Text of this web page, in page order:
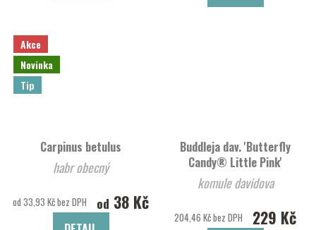
Akce
Novinka
Tip
Carpinus betulus
habr obecný
od 33,93 Kč bez DPH od 38 Kč
Buddleja dav. 'Butterfly
Candy® Little Pink'
komule davidova
204,46 Kč bez DPH 229 Kč